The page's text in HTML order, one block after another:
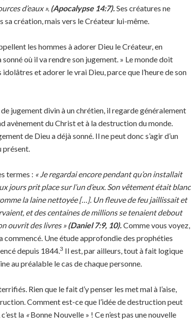
d’eaux». (Apocalypse 14:7).Ses créatures ne
création, mais vers le Créateur lui-même.
les hommes à adorer Dieu le Créateur, en
sonné où il va rendre son jugement. » Le monde doit
et adorer le vrai Dieu, parce que l’heure de son
jugement divin à un chrétien, il regarde généralement
avènement du Christ et à la destruction du monde.
de Dieu a déjà sonné. Il ne peut donc s’agir d’un
présent.
termes : «Je regardai encore pendant qu’on installait
jours prit place sur l’un d’eux. Son vêtementétait blanc
la laine nettoyée […]. Un fleuve de feu jaillissait et
et des centaines de millions se tenaient debout
ouvrit des livres» (Daniel 7:9, 10).Comme vous voyez,
commencé. Une étude approfondie des prophéties
depuis 1844.3 Il est, par ailleurs, tout à fait logique
au préalable le cas de chaque personne.
Rien que le fait d’y penser les met mal à l’aise,
Comment est-ce que l’idée de destruction peut
la « Bonne Nouvelle » ! Ce n’est pas une nouvelle